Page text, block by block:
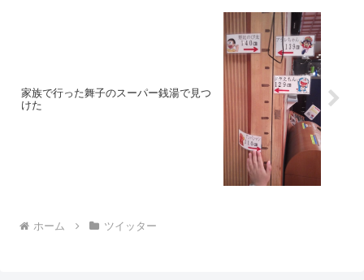
家族で行った舞子のスーパー銭湯で見つ
けた
ホーム ツイッター